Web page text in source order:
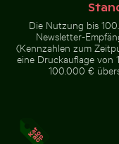
Reiher fängt Fisch in
Holbox Island
Schnorchler im
Schnorchler im weiten
Ozean unter klarem
Historische
Die Nutzung bis
Newsletter-
(Kennzahlen zum
eine Druckauflage von
100.000 €